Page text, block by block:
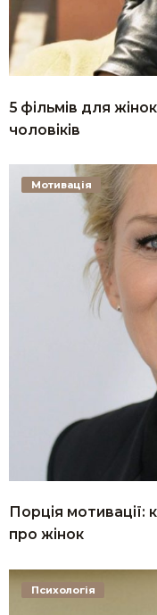
5 фільмів для
чоловіків
Порція
про жінок
Мотивація
Психологія